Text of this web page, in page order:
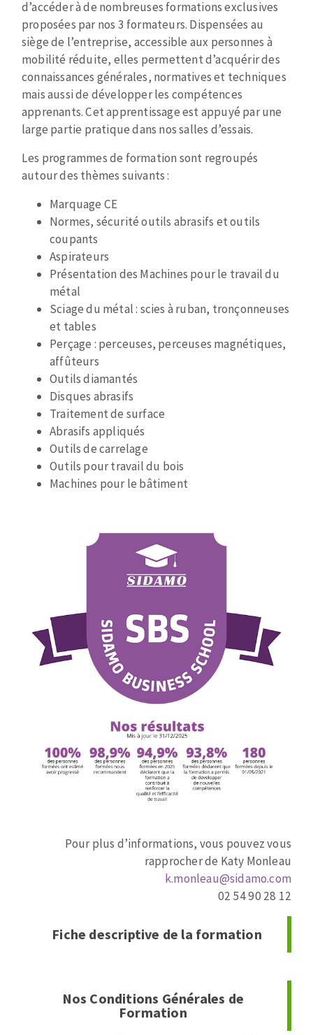
Pose des joints
Nettoyage
Mèches
Fraises carbure
Fers et plaquettes
Lames de scie à ruban
ABRASIFS APPLIQUÉS
Disques auto-agrippant
Patins
Disques fibre et papier
Bandes abrasives
Feuilles 230 x 280 mm
Cales à poncer et patins
Eponges abrasive
Plateaux supports
DISQUES ABRASIFS
Disques abrasifs agglomérés
Meules d'ébarbage
TRAITEMENT DE SURFACE
Disques à lamelles
Disque intissé
Disques fibre
Roues à lamelles
Meules sur tige
Brosses
Meules de tourets
Feutres à polir
Bandes sans fin
Rouleaux d'atelier
NETTOYAGE
Aspirateurs
MACHINES POUR LE TRAVAIL DU MÉTAL
Scies à ruban
Perceuses magnétiques
Ponceuses
Tours à métaux
Fraises scies
Rubans
Fraise HSS
de
paragraphe
d’accéder à de nombreuses formations exclusives
proposées par nos 3 formateurs. Dispensées au
siège de l’entreprise, accessible aux personnes à
mobilité réduite, elles permettent d’acquérir des
connaissances générales, normatives et techniques
mais aussi de développer les compétences
apprenants. Cet apprentissage est appuyé par une
large partie pratique dans nos salles d’essais.
Les programmes de formation sont regroupés
autour des thèmes suivants :
Marquage CE
Normes, sécurité outils abrasifs et outils
coupants
Aspirateurs
Présentation des Machines pour le travail du
métal
Sciage du métal : scies à ruban, tronçonneuses
et tables
Perçage : perceuses, perceuses magnétiques,
affûteurs
Outils diamantés
Disques abrasifs
Traitement de surface
Abrasifs appliqués
Outils de carrelage
Outils pour travail du bois
Machines pour le bâtiment
Pour plus d’informations, vous pouvez vous
rapprocher de Katy Monleau
k.monleau@sidamo.com
02 54 90 28 12
Fiche descriptive de la formation
Nos Conditions Générales de
Formation